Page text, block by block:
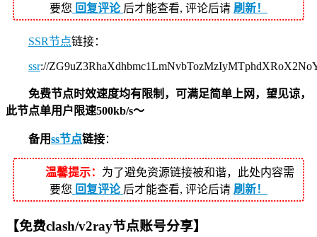
要您 回复评论 后才能查看, 评论后请 刷新！
SSR节点链接：
ssr://
免费节点时效速度均有限制，可满足简单上网，望见谅，
此节点单用户限速500kb/s～
备用ss节点链接：
温馨提示： 为了避免资源链接被和谐，此处内容需
要您 回复评论 后才能查看, 评论后请 刷新！
【免费clash/v2ray节点账号分享】